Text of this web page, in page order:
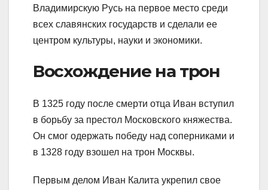
Владимирскую Русь на первое место среди
всех славянских государств и сделали ее
центром культуры, науки и экономики.
Восхождение на трон
В 1325 году после смерти отца Иван вступил
в борьбу за престол Московского княжества.
Он смог одержать победу над соперниками и
в 1328 году взошел на трон Москвы.
Первым делом Иван Калита укрепил свое